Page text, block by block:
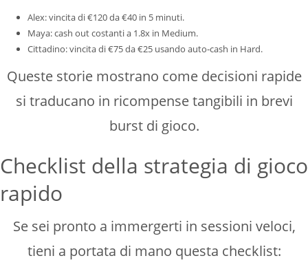
Alex: vincita di €120 da €40 in 5 minuti.
Maya: cash out costanti a 1.8x in Medium.
Cittadino: vincita di €75 da €25 usando auto‑cash in Hard.
Queste storie mostrano come decisioni rapide
si traducano in ricompense tangibili in brevi
burst di gioco.
Checklist della strategia di gioco
rapido
Se sei pronto a immergerti in sessioni veloci,
tieni a portata di mano questa checklist: